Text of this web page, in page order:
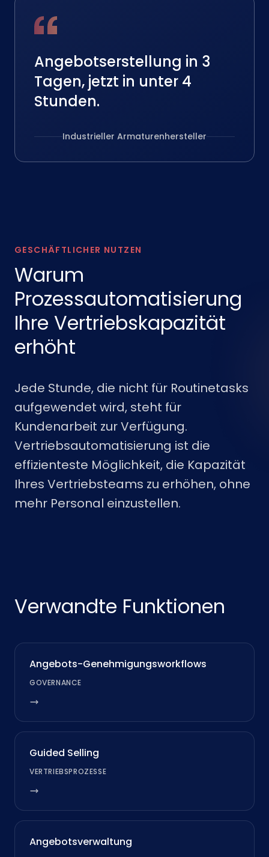
Angebotserstellung in 3
Tagen, jetzt in unter 4
Stunden.
Industrieller Armaturenhersteller
GESCHÄFTLICHER NUTZEN
Warum
Prozessautomatisierung
Ihre Vertriebskapazität
erhöht
Jede Stunde, die nicht für Routinetasks
aufgewendet wird, steht für
Kundenarbeit zur Verfügung.
Vertriebsautomatisierung ist die
effizienteste Möglichkeit, die Kapazität
Ihres Vertriebsteams zu erhöhen, ohne
mehr Personal einzustellen.
Verwandte Funktionen
Angebots-Genehmigungsworkflows
GOVERNANCE
Guided Selling
VERTRIEBSPROZESSE
Angebotsverwaltung